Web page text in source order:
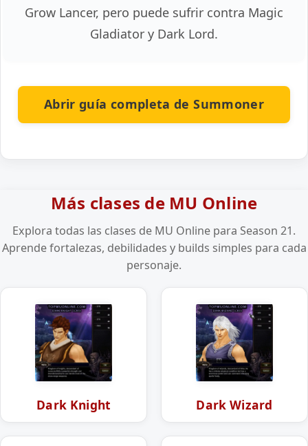
Grow Lancer, pero puede sufrir contra Magic
Gladiator y Dark Lord.
Abrir guía completa de Summoner
Más clases de MU Online
Explora todas las clases de MU Online para Season 21.
Aprende fortalezas, debilidades y builds simples para cada
personaje.
Dark Knight Dark Wizard